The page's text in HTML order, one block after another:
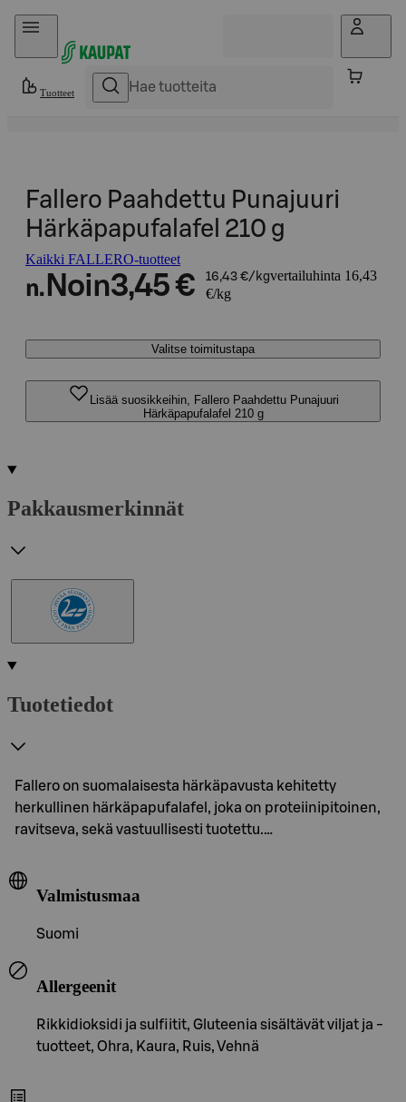
Hyppää sisältöön
Tuotteet
Fallero Paahdettu Punajuuri
Härkäpapufalafel 210 g
Kaikki FALLERO-tuotteet
n. Noin3,45 € 16,43 €/kgvertailuhinta 16,43
€/kg
Valitse toimitustapa
Lisää suosikkeihin, Fallero Paahdettu Punajuuri
Härkäpapufalafel 210 g
Pakkausmerkinnät
Tuotetiedot
Fallero on suomalaisesta härkäpavusta kehitetty
herkullinen härkäpapufalafel, joka on proteiinipitoinen,
ravitseva, sekä vastuullisesti tuotettu.…
Valmistusmaa
Suomi
Allergeenit
Rikkidioksidi ja sulfiitit, Gluteenia sisältävät viljat ja -
tuotteet, Ohra, Kaura, Ruis, Vehnä